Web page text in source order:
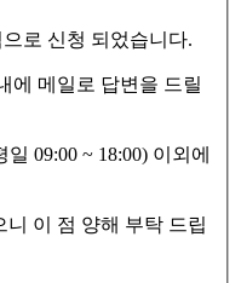
로 신청 되었습니다.
에 메일로 답변을 드릴
09:00 ~ 18:00) 이외에
이 점 양해 부탁 드립